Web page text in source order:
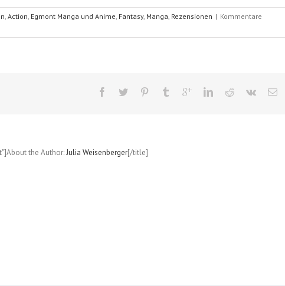
Action Egmont Manga und Anime Fantasy, Manga Rezensionen | Kommentare
the Author:Julia Weisenberger[/title]